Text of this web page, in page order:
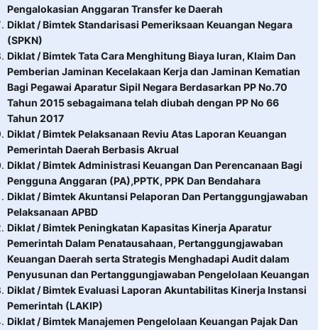
Pengalokasian Anggaran Transfer ke Daerah
Diklat / Bimtek Standarisasi Pemeriksaan Keuangan Negara
(SPKN)
Diklat / Bimtek Tata Cara Menghitung Biaya Iuran, Klaim Dan
Pemberian Jaminan Kecelakaan Kerja dan Jaminan Kematian
Bagi Pegawai Aparatur Sipil Negara Berdasarkan PP No.70
Tahun 2015 sebagaimana telah diubah dengan PP No 66
Tahun 2017
Diklat / Bimtek Pelaksanaan Reviu Atas Laporan Keuangan
Pemerintah Daerah Berbasis Akrual
Diklat / Bimtek Administrasi Keuangan Dan Perencanaan Bagi
Pengguna Anggaran (PA),PPTK, PPK Dan Bendahara
Diklat / Bimtek Akuntansi Pelaporan Dan Pertanggungjawaban
Pelaksanaan APBD
Diklat / Bimtek Peningkatan Kapasitas Kinerja Aparatur
Pemerintah Dalam Penatausahaan, Pertanggungjawaban
Keuangan Daerah serta Strategis Menghadapi Audit dalam
Penyusunan dan Pertanggungjawaban Pengelolaan Keuangan
Diklat / Bimtek Evaluasi Laporan Akuntabilitas Kinerja Instansi
Pemerintah (LAKIP)
Diklat / Bimtek Manajemen Pengelolaan Keuangan Pajak Dan